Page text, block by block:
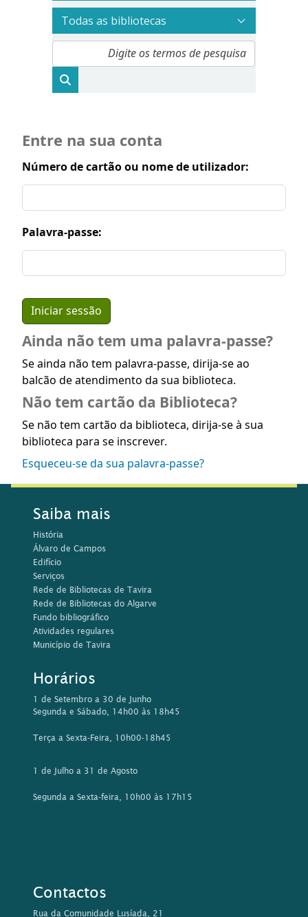
Entre na sua conta
Número de cartão ou nome de utilizador:
Palavra-passe:
Ainda não tem uma palavra-passe?
Se ainda não tem palavra-passe, dirija-se ao
balcão de atendimento da sua biblioteca.
Não tem cartão da Biblioteca?
Se não tem cartão da biblioteca, dirija-se à sua
biblioteca para se inscrever.
Esqueceu-se da sua palavra-passe?
Saiba mais
História
Álvaro de Campos
Edifício
Serviços
Rede de Bibliotecas de Tavira
Rede de Bibliotecas do Algarve
Fundo bibliográfico
Atividades regulares
Município de Tavira
Horários
1 de Setembro a 30 de Junho
Segunda e Sábado, 14h00 às 18h45
Terça a Sexta-Feira, 10h00-18h45
1 de Julho a 31 de Agosto
Segunda a Sexta-feira, 10h00 às 17h15
Contactos
Rua da Comunidade Lusíada, 21